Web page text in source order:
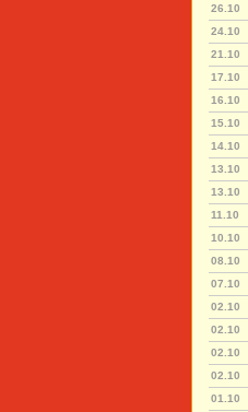
26.10
24.10
21.10
17.10
16.10
15.10
14.10
13.10
13.10
11.10
10.10
08.10
07.10
02.10
02.10
02.10
02.10
01.10